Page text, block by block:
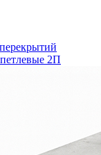
2П